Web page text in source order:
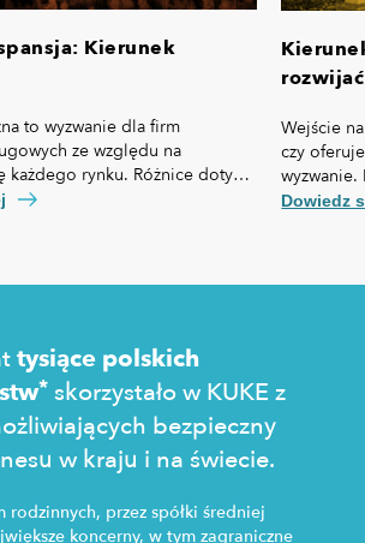
Kierunek
to wyzwanie dla firm
ze względu na
rynku. Różnice dotyczą
czy technologii, ale też,
Wejście
czy
własną
Dowiedz
tysiące polskich
* skorzystało w KUKE z
bezpieczny
w kraju i na świecie.
przez spółki średniej
koncerny, w tym zagraniczne